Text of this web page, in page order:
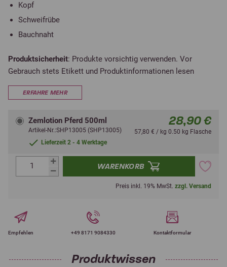
Kopf
Schweifrübe
Bauchnaht
Produktsicherheit: Produkte vorsichtig verwenden. Vor
Gebrauch stets Etikett und Produktinformationen lesen
ERFAHRE MEHR
Zemlotion Pferd 500ml
Artikel-Nr.:SHP13005 (SHP13005)
Lieferzeit 2 - 4 Werktage
28,90 €
57,80 € / kg 0.50 kg Flasche
WARENKORB
Preis inkl. 19% MwSt. zzgl. Versand
Empfehlen +49 8171 9084330 Kontaktformular
Produktwissen